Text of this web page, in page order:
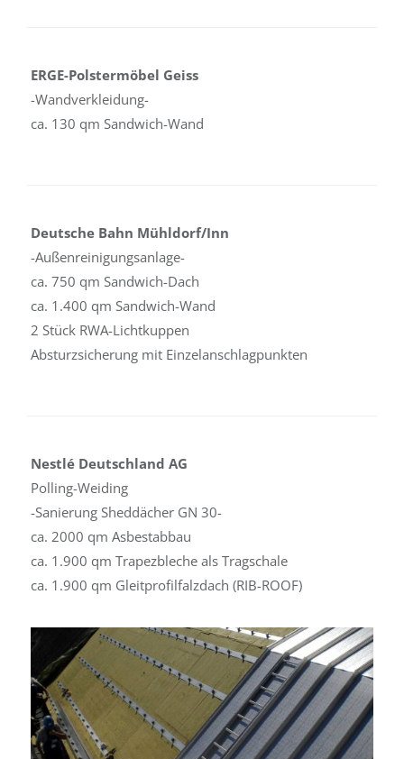
ERGE-Polstermöbel Geiss
-Wandverkleidung-
ca. 130 qm Sandwich-Wand
Deutsche Bahn Mühldorf/Inn
-Außenreinigungsanlage-
ca. 750 qm Sandwich-Dach
ca. 1.400 qm Sandwich-Wand
2 Stück RWA-Lichtkuppen
Absturzsicherung mit Einzelanschlagpunkten
Nestlé Deutschland AG
Polling-Weiding
-Sanierung Sheddächer GN 30-
ca. 2000 qm Asbestabbau
ca. 1.900 qm Trapezbleche als Tragschale
ca. 1.900 qm Gleitprofilfalzdach (RIB-ROOF)